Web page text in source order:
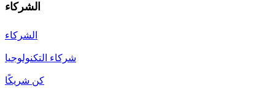
الشركاء
الشركاء
شركاء التكنولوجيا
كن شريكًا